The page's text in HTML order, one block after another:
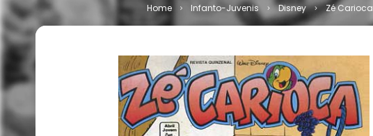
Infanto-Juvenis Disney Zé Carioca